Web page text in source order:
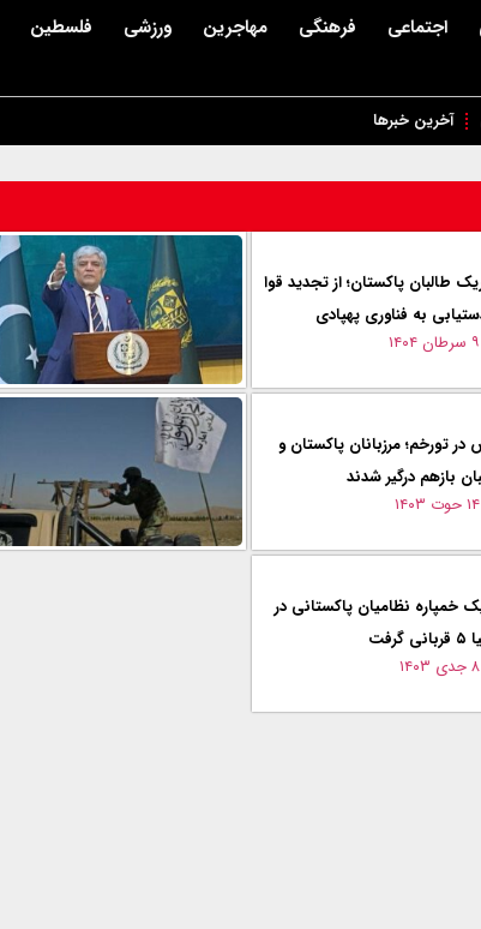
اجتماعی فرهنگی مهاجرین ورزشی فلسطین
آخرین خبرها
طالبان پاکستان؛ از تجدید قوا
به فناوری پهپادی
۹ سرطان ۱۴۰۴
در تورخم؛ مرزبانان پاکستان و
بازهم درگیر شدند
۱۴ حوت ۱۴۰۳
خمپاره نظامیان پاکستانی در
۸ جدی ۱۴۰۳